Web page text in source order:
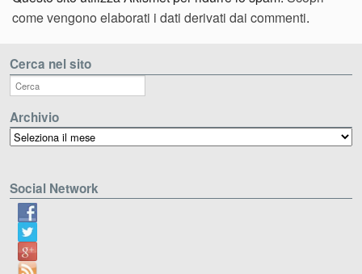
come vengono elaborati i dati derivati dai commenti.
Cerca nel sito
Archivio
Archivio
Social Network